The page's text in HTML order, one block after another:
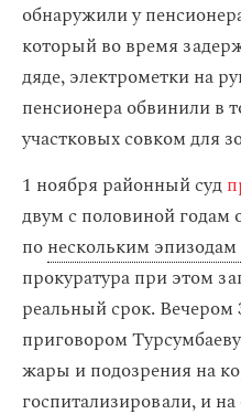
обнаружили у
который во время
дяде, электрометки на
пенсионера обвинили в
участковых совком для
1 ноября районный суд
двум с половиной годам
понескольким
прокуратура при этом
реальный срок. Вечером
приговором
жары и подозрения на
госпитализировали, и